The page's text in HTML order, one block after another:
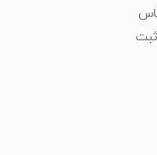
ثبت